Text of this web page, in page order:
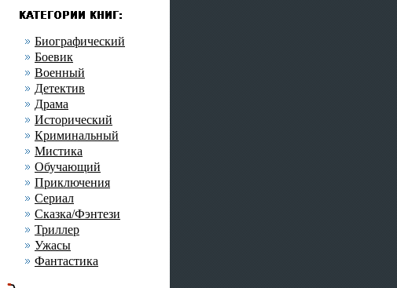
Биографический
Боевик
Военный
Детектив
Драма
Исторический
Криминальный
Мистика
Обучающий
Приключения
Сериал
Сказка/Фэнтези
Триллер
Ужасы
Фантастика